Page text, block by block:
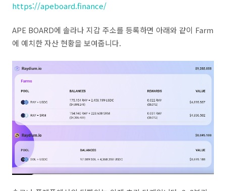
https://apeboard.finance/
APE BOARD에 솔라나 지갑 주소를 등록하면 아래와 같이 Farm
에 예치한 자산 현황을 보여줍니다.